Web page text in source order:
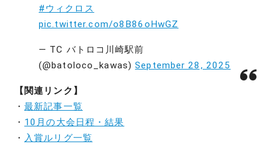
#ウィクロス
pic.twitter.com/o8B86oHwGZ
— TC バトロコ川崎駅前
(@batoloco_kawas)September 28, 2025
【関連リンク】
・最新記事一覧
・ 10月の大会日程・結果
・ 入賞ルリグ一覧